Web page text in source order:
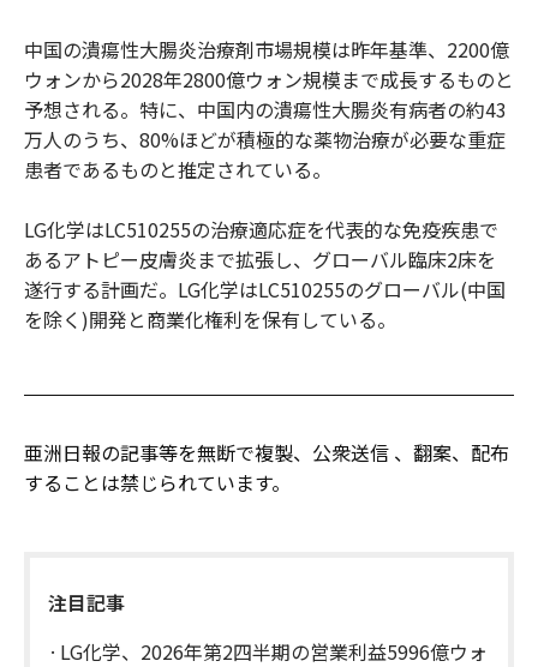
中国の潰瘍性大腸炎治療剤市場規模は昨年基準、2200億
ウォンから2028年2800億ウォン規模まで成長するものと
予想される。特に、中国内の潰瘍性大腸炎有病者の約43
万人のうち、80%ほどが積極的な薬物治療が必要な重症
患者であるものと推定されている。
LG化学はLC510255の治療適応症を代表的な免疫疾患で
あるアトピー皮膚炎まで拡張し、グローバル臨床2床を
遂行する計画だ。LG化学はLC510255のグローバル(中国
を除く)開発と商業化権利を保有している。
亜洲日報の記事等を無断で複製、公衆送信 、翻案、配布
することは禁じられています。
注目記事
LG化学、2026年第2四半期の営業利益5996億ウォ